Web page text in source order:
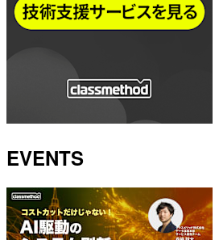
EVENTS